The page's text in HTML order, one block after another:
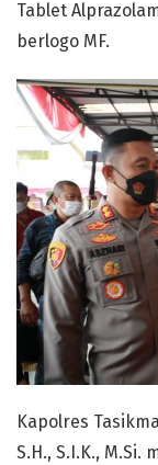
Tablet
berlogo MF.
Kapolres
S.H., S.I.K.,